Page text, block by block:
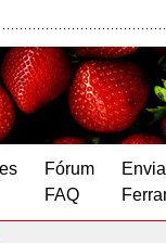
Fórum
FAQ